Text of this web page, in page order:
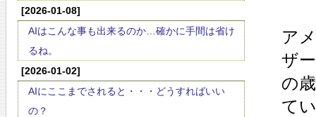
[2026-01-08]
AIはこんな事も出来るのか…確かに手間は省け
るね。
[2026-01-02]
AIにここまでされると・・・どうすればいい
の？
ア
ザ
の
て